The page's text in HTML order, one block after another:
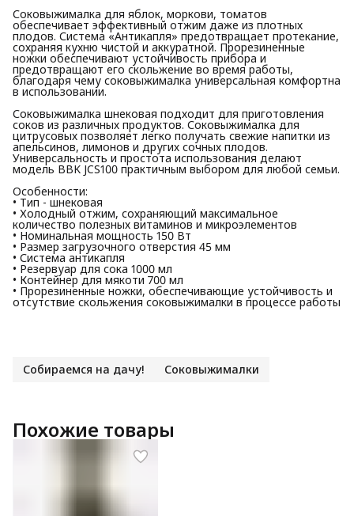
Соковыжималка для яблок, моркови, томатов
обеспечивает эффективный отжим даже из плотных
плодов. Система «Антикапля» предотвращает протекание,
сохраняя кухню чистой и аккуратной. Прорезиненные
ножки обеспечивают устойчивость прибора и
предотвращают его скольжение во время работы,
благодаря чему соковыжималка универсальная комфортна
в использовании.
Соковыжималка шнековая подходит для приготовления
соков из различных продуктов. Соковыжималка для
цитрусовых позволяет легко получать свежие напитки из
апельсинов, лимонов и других сочных плодов.
Универсальность и простота использования делают
модель BBK JCS100 практичным выбором для любой семьи.
Особенности:
• Тип - шнековая
• Холодный отжим, сохраняющий максимальное
количество полезных витаминов и микроэлементов
• Номинальная мощность 150 Вт
• Размер загрузочного отверстия 45 мм
• Система антикапля
• Резервуар для сока 1000 мл
• Контейнер для мякоти 700 мл
• Прорезиненные ножки, обеспечивающие устойчивость и
отсутствие скольжения соковыжималки в процессе работы
Собираемся на дачу! Соковыжималки
Похожие товары